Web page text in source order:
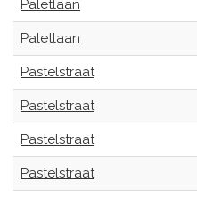
Paletlaan
Paletlaan
Pastelstraat
Pastelstraat
Pastelstraat
Pastelstraat